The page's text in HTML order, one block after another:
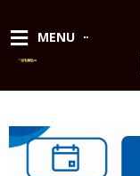
conteúdo
MENU